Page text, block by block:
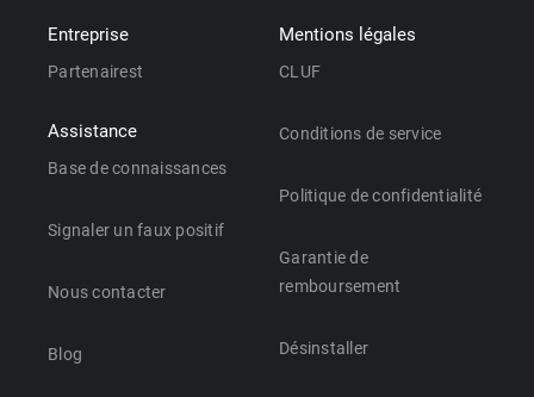
Entreprise
Partenairest
Assistance
Base de connaissances
Signaler un faux positif
Nous contacter
Blog
Mentions légales
CLUF
Conditions de service
Politique de confidentialité
Garantie de
remboursement
Désinstaller